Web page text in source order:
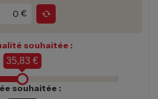
€
souhaitée :
35,83 €
souhaitée :